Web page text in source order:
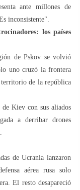
ante millones de
inconsistente".
los países
de Pskov se volvió
uno cruzó la frontera
territorio de la república
Kiev con sus aliados
a derribar drones
de Ucrania lanzaron
aérea rusa solo
El resto desapareció